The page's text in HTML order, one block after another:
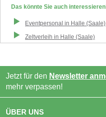
Das könnte Sie auch
Eventpersonal in Halle (Saale)
Zeltverleih in Halle (Saale)
Jetzt für den Newsletter
mehr verpassen!
ÜBER UNS